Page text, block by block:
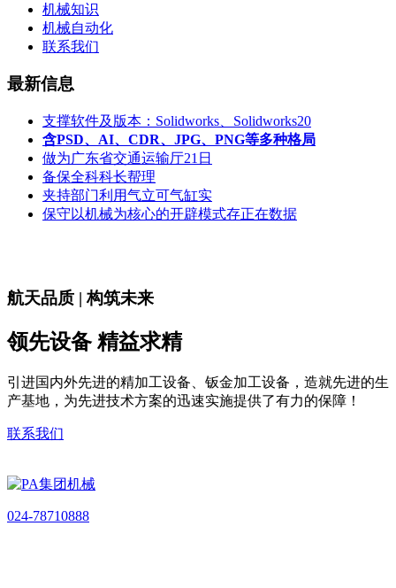
机械知识
机械自动化
联系我们
最新信息
支撑软件及版本：Solidworks、Solidworks20
含PSD、AI、CDR、JPG、PNG等多种格局
做为广东省交通运输厅21日
备保全科科长帮理
夹持部门利用气立可气缸实
保守以机械为核心的开辟模式存正在数据
航天品质 | 构筑未来
领先设备 精益求精
引进国内外先进的精加工设备、钣金加工设备，造就先进的生
产基地，为先进技术方案的迅速实施提供了有力的保障！
联系我们
024-78710888